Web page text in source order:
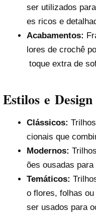
ser utilizados
es ricos e
Acabamentos:
lores de crochê
toque extra de
Estilos e Design
Clássicos:
cionais que
Modernos:
ões ousadas
Temáticos:
o flores, folhas
ser usados para